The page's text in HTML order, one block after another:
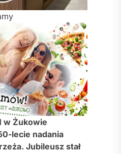
w Żukowie
lecie nadania
Jubileusz stał